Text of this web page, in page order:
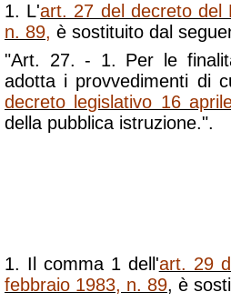
1. L'art. 27 del decreto del
n. 89, è sostituito dal
"Art. 27. - 1. Per le
adotta i provvedimenti di
decreto legislativo 16
della pubblica istruzione.".
1. Il comma 1 dell'art. 29
febbraio 1983, n. 89, è